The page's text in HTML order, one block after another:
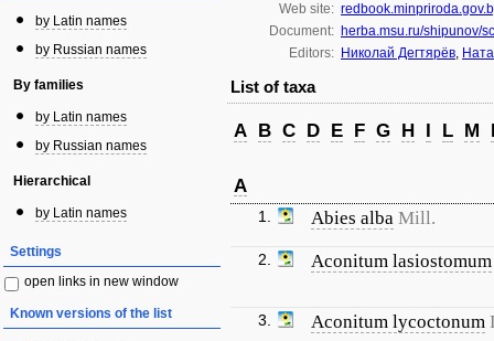
by Latin names
by Russian names
By families
by Latin names
by Russian names
Hierarchical
by Latin names
Settings
open links in new window
Known versions of the list
Web site:
Document: herba.msu.ru/shipunov/
Editors: Николай Дегтярёв,
List of taxa
A B C D E F G H I L M
A
1. Abies alba Mill.
2. Aconitum lasiostomum
3. Aconitum lycoctonum